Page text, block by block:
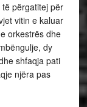
përgatitej për
vitin e kaluar
orkestrës dhe
dy
shfaqja pati
njëra pas